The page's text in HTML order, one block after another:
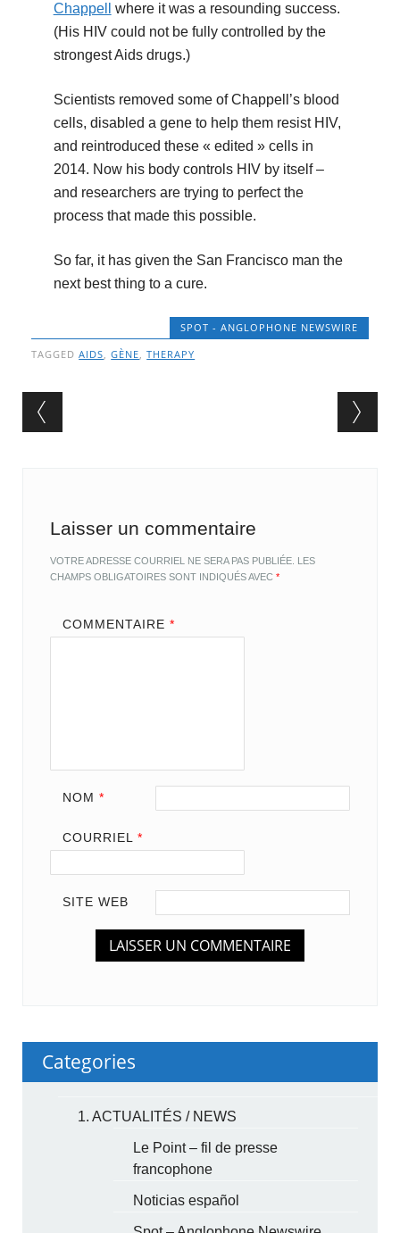
Chappell
where it was a resounding success.
(His HIV could not be fully controlled by the
strongest Aids drugs.)
Scientists removed some of Chappell’s blood
cells, disabled a gene to help them resist HIV,
and reintroduced these « edited » cells in
2014. Now his body controls HIV by itself –
and researchers are trying to perfect the
process that made this possible.
So far, it has given the San Francisco man the
next best thing to a cure.
SPOT - ANGLOPHONE NEWSWIRE
TAGGEDAIDS,GÈNE,THERAPY
Post navigation
Laisser un commentaire
VOTRE ADRESSE COURRIEL NE SERA PAS PUBLIÉE. LES
CHAMPS OBLIGATOIRES SONT INDIQUÉS AVEC*
COMMENTAIRE *
NOM *
COURRIEL *
SITE WEB
Categories
1. ACTUALITÉS / NEWS
Le Point – fil de presse
francophone
Noticias español